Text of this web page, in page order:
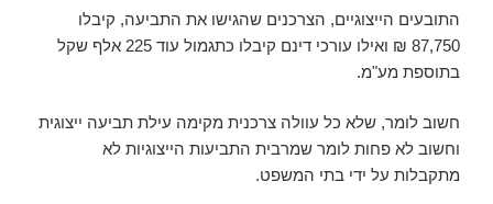
התובעים הייצוגיים, הצרכנים שהגישו את התביעה, קיבלו
87,750 ₪ ואילו עורכי דינם קיבלו כתגמול עוד 225 אלף שקל
בתוספת מע"מ.
חשוב לומר, שלא כל עוולה צרכנית מקימה עילת תביעה ייצוגית
וחשוב לא פחות לומר שמרבית התביעות הייצוגיות לא
מתקבלות על ידי בתי המשפט.